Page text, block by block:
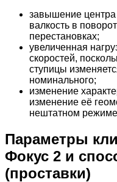
завышение центра
валкость в
перестановках;
увеличенная
скоростей,
ступицы
номинального;
изменение
изменение её
нештатном
Параметры
Фокус 2 и
(проставки)